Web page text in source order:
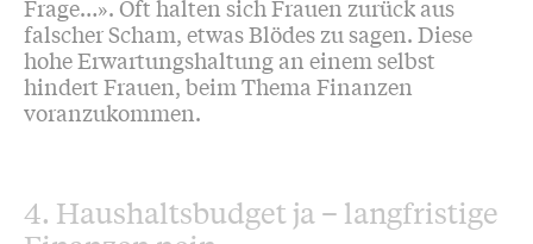
Frage…». Oft halten sich Frauen zurück aus
falscher Scham, etwas Blödes zu sagen. Diese
hohe Erwartungshaltung an einem selbst
hindert Frauen, beim Thema Finanzen
voranzukommen.
4. Haushaltsbudget ja – langfristige